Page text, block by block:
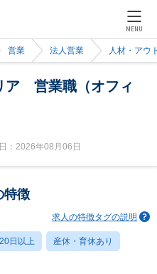
MENU
営業 法人営業 人材・アウ
営業職（オフィ
：2026年08月06日
特徴
求人の特徴タグの説明
日以上 産休・育休あり